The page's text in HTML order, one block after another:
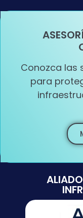
Conozca las
para